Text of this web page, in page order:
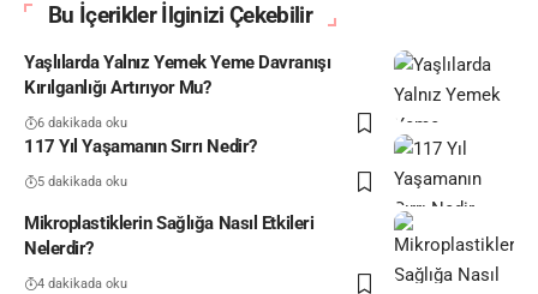
Bu İçerikler İlginizi Çekebilir
Yaşlılarda Yalnız Yemek Yeme Davranışı
Kırılganlığı Artırıyor Mu?
6 dakikada oku
117 Yıl Yaşamanın Sırrı Nedir?
5 dakikada oku
Mikroplastiklerin Sağlığa Nasıl Etkileri
Nelerdir?
4 dakikada oku